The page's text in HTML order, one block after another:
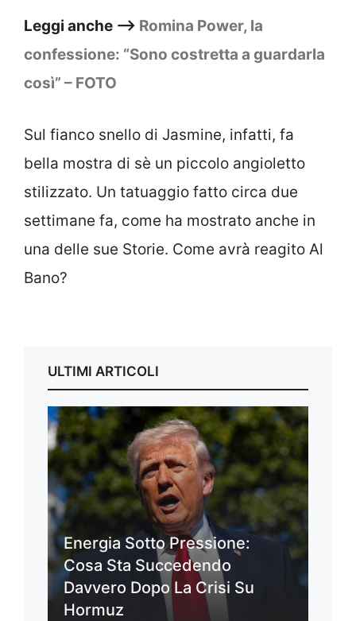
Leggi anche –> Romina Power, la
confessione: “Sono costretta a guardarla
così” – FOTO
Sul fianco snello di Jasmine, infatti, fa
bella mostra di sè un piccolo angioletto
stilizzato. Un tatuaggio fatto circa due
settimane fa, come ha mostrato anche in
una delle sue Storie. Come avrà reagito Al
Bano?
ULTIMI ARTICOLI
Energia Sotto Pressione:
Cosa Sta Succedendo
Davvero Dopo La Crisi Su
Hormuz